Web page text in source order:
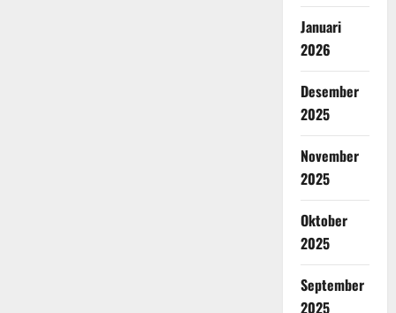
Januari
2026
Desember
2025
November
2025
Oktober
2025
September
2025